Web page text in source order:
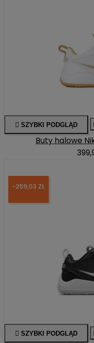
 SZYBKI PODGLĄD
Buty halowe
-259,03 ZŁ
 SZYBKI PODGLĄD